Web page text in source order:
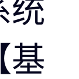
统
基